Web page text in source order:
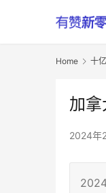
Home 十
加
2024年